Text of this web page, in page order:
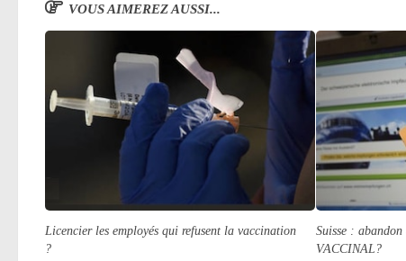
VOUS AIMEREZ AUSSI...
Licencier les employés qui refusent la vaccination
?
Suisse :
VACCINAL?